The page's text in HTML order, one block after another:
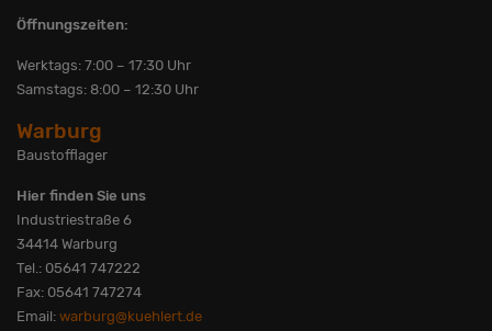
Öffnungszeiten:
Werktags: 7:00 – 17:30 Uhr
Samstags: 8:00 – 12:30 Uhr
Warburg
Baustofflager
Hier finden Sie uns
Industriestraße 6
34414 Warburg
Tel.: 05641 747222
Fax: 05641 747274
Email: warburg@kuehlert.de